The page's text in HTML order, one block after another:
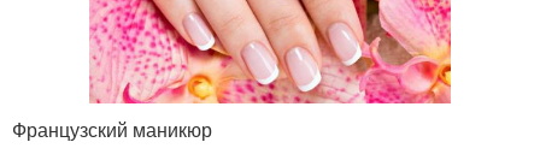
Французский маникюр